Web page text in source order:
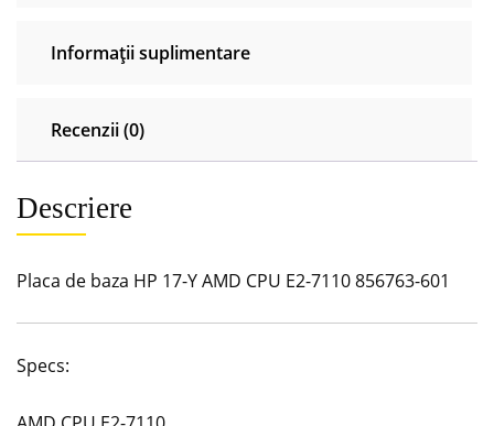
Informații suplimentare
Recenzii (0)
Descriere
Placa de baza HP 17-Y AMD CPU E2-7110 856763-601
Specs: